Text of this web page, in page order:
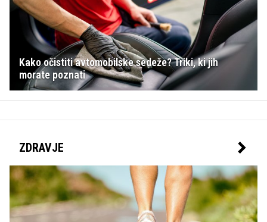
Kako očistiti avtomobilske sedeže? Triki, ki jih
morate poznati
ZDRAVJE